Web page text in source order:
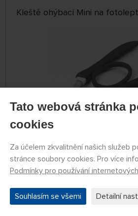
Kleště ohýbací Mini na
79774084
575 Kč
Úterý 11.08. může být
Kleště vyštipovací s úzkou
Tato webová stránka
cookies
Za účelem zkvalitnění našich služeb
stránce soubory cookies. Pro více
Podmínky pro používání
Souhlasím se všemi Detailní